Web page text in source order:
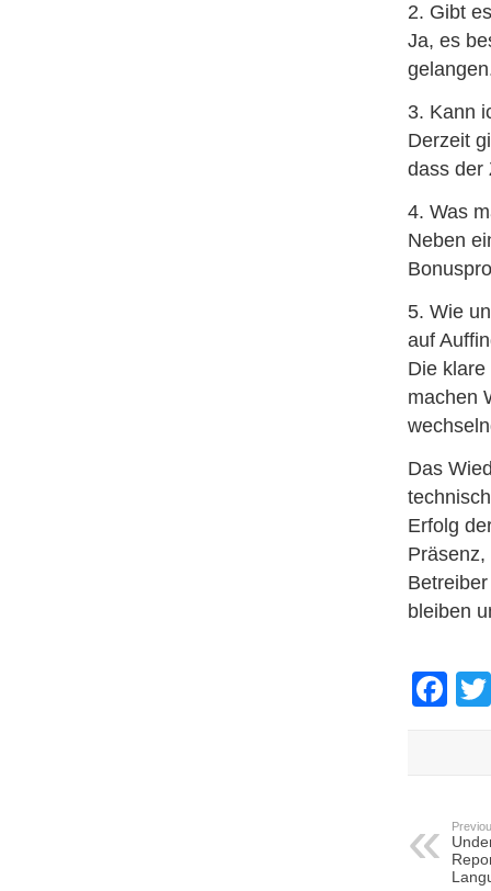
2. Gibt
Ja, es
3. Kann
Derzeit
dass der
4. Was
Neben
5. Wie
auf
Die
machen
Das
Erfolg
bleiben